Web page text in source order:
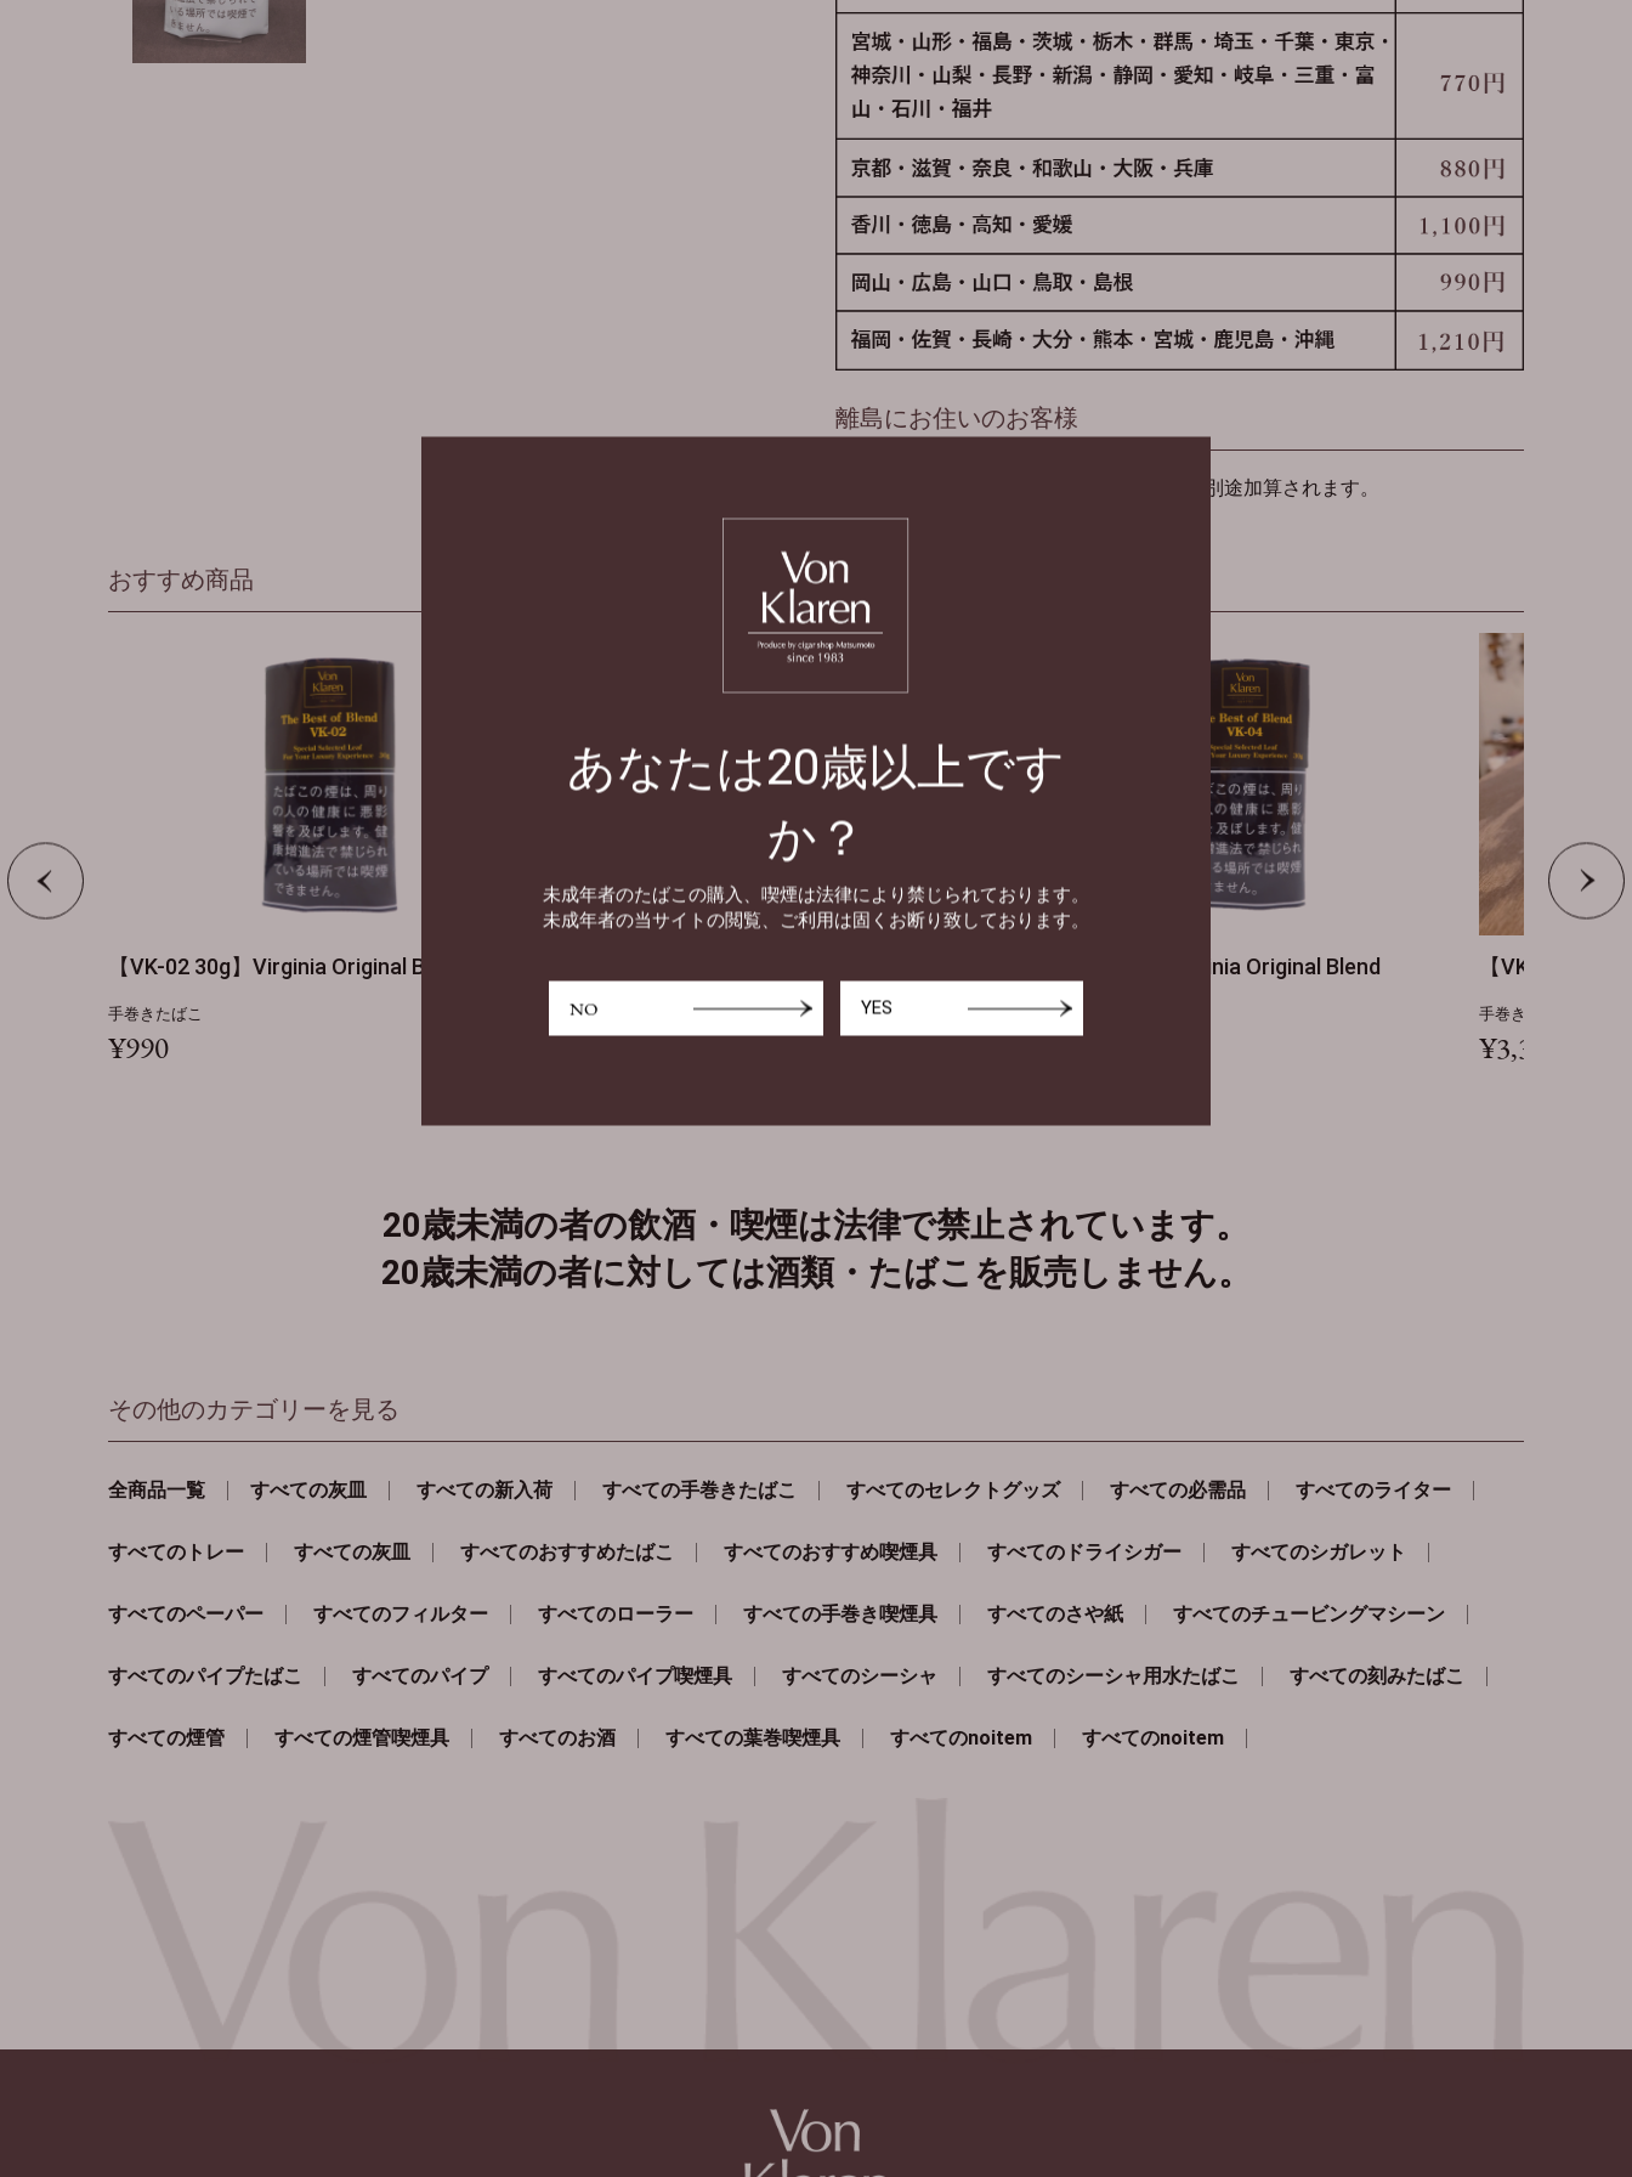
離島にお住いのお客様
別途加算されます。
おすすめ商品
【VK-03 30g】Virginia Original Blend
手巻きたばこ
¥900
【VK-02 100g】Virginia Original Blend
20歳未満の者の飲酒・喫煙は法律で禁止されています。
20歳未満の者に対しては酒類・たばこを販売しません。
その他のカテゴリーを見る
全商品一覧 すべての灰皿 すべての新入荷 すべての手巻きたばこ すべてのセレクトグッズ すべての必需品 すべてのライター
すべてのトレー すべての灰皿 すべてのおすすめたばこ すべてのおすすめ喫煙具 すべてのドライシガー すべてのシガレット
すべてのペーパー すべてのフィルター すべてのローラー すべての手巻き喫煙具 すべてのさや紙 すべてのチュービングマシーン
すべてのパイプたばこ すべてのパイプ すべてのパイプ喫煙具 すべてのシーシャ すべてのシーシャ用水たばこ すべての刻みたばこ
すべての煙管 すべての煙管喫煙具 すべてのお酒 すべての葉巻喫煙具 すべてのnoitem すべてのnoitem
あなたは20歳以上です
か？
未成年者のたばこの購入、喫煙は法律により禁じられております。
未成年者の当サイトの閲覧、ご利用は固くお断り致しております。
NO YES